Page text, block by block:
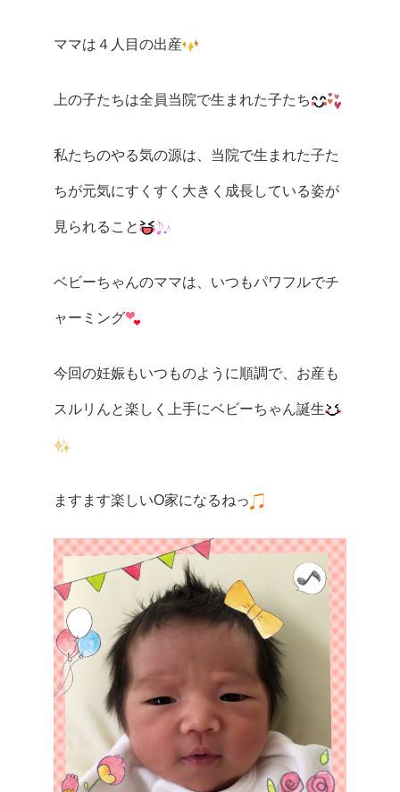
ママは４人目の出産
上の子たちは全員当院で生まれた子たち
私たちのやる気の源は、当院で生まれた子た
ちが元気にすくすく大きく成長している姿が
見られること
ベビーちゃんのママは、いつもパワフルでチ
ャーミング
今回の妊娠もいつものように順調で、お産も
スルリんと楽しく上手にベビーちゃん誕生
ますます楽しいO家になるねっ